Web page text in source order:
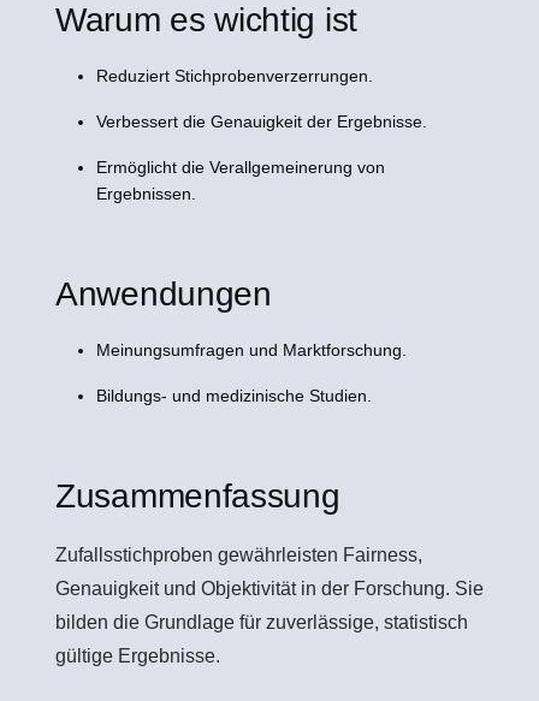
Warum es wichtig ist
Reduziert Stichprobenverzerrungen.
Verbessert die Genauigkeit der Ergebnisse.
Ermöglicht die Verallgemeinerung von
Ergebnissen.
Anwendungen
Meinungsumfragen und Marktforschung.
Bildungs- und medizinische Studien.
Zusammenfassung
Zufallsstichproben gewährleisten Fairness,
Genauigkeit und Objektivität in der Forschung. Sie
bilden die Grundlage für zuverlässige, statistisch
gültige Ergebnisse.